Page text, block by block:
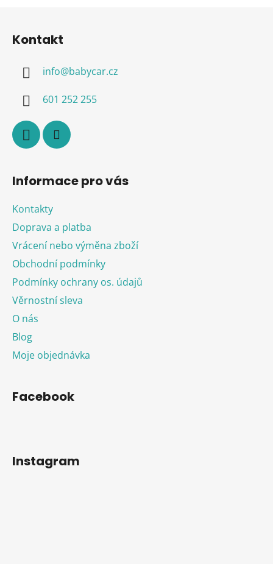
Kontakt
info@babycar.cz
601 252 255
Informace pro vás
Kontakty
Doprava a platba
Vrácení nebo výměna zboží
Obchodní podmínky
Podmínky ochrany os. údajů
Věrnostní sleva
O nás
Blog
Moje objednávka
Facebook
Instagram